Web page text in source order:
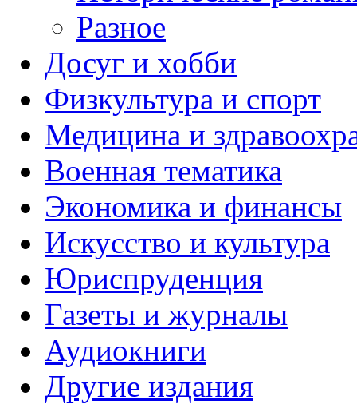
Разное
Досуг и хобби
Физкультура и спорт
Медицина и
Военная тематика
Экономика и финансы
Искусство и культура
Юриспруденция
Газеты и журналы
Аудиокниги
Другие издания